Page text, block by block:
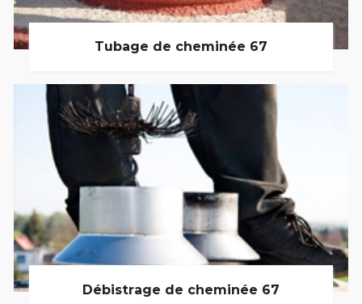
Tubage de cheminée 67
Débistrage de cheminée 67